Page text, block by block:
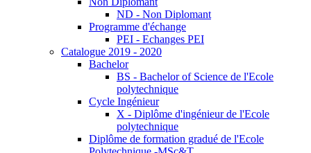
ND - Non Diplomant
Programme d'échange
PEI - Echanges PEI
Catalogue 2019 - 2020
Bachelor
BS - Bachelor of Science de l'Ecole
polytechnique
Cycle Ingénieur
X - Diplôme d'ingénieur de l'Ecole
polytechnique
Diplôme de formation gradué de l'Ecole